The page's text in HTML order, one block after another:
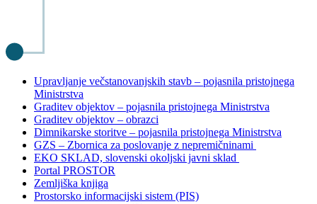
Upravljanje večstanovanjskih stavb – pojasnila pristojnega
Ministrstva
Graditev objektov – pojasnila pristojnega Ministrstva
Graditev objektov – obrazci
Dimnikarske storitve – pojasnila pristojnega Ministrstva
GZS – Zbornica za poslovanje z nepremičninami
EKO SKLAD, slovenski okoljski javni sklad
Portal PROSTOR
Zemljiška knjiga
Prostorsko informacijski sistem (PIS)